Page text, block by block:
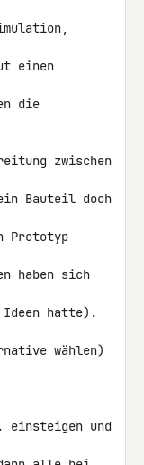
einen
die
zwischen
Bauteil doch
Prototyp
haben sich
Ideen hatte).
wählen)
einsteigen und